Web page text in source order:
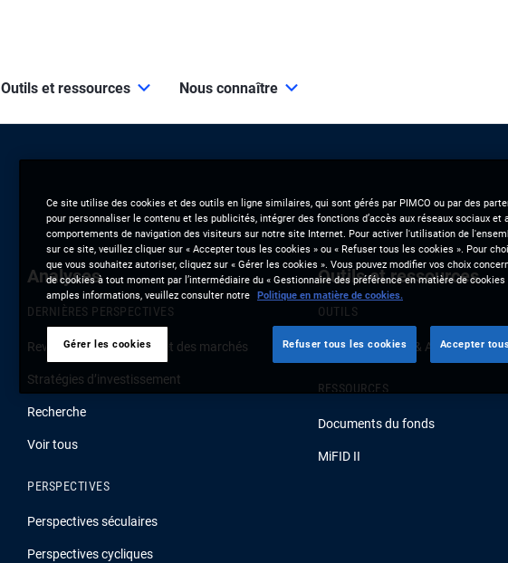
Outils et ressources Nous connaître
Analyses
DERNIÈRES PERSPECTIVES
Revue de la conjoncture et des marchés
Stratégies d’investissement
Recherche
Voir tous
PERSPECTIVES
Perspectives séculaires
Perspectives cycliques
Outils et ressources
OUTILS
Clients Solutions & Analytics
RESSOURCES
Documents du fonds
MiFID II
Ce site utilise des cookies et des outils en ligne similaires, qui sont gérés par PIMCO ou par des
pour personnaliser le contenu et les publicités, intégrer des fonctions d’accès aux réseaux sociaux et
comportements de navigation des visiteurs sur notre site Internet. Pour activer l'utilisation de
sur ce site, veuillez cliquer sur « Accepter tous les cookies » ou « Refuser tous les cookies ». Pour
que vous souhaitez autoriser, cliquez sur « Gérer les cookies ». Vous pouvez modifier vos choix
de cookies à tout moment par l’intermédiaire du « Gestionnaire des préférence en matière de cookies
amples informations, veuillez consulter notre Politique en matière de cookies.
Gérer les cookies Refuser tous les cookies Accepter